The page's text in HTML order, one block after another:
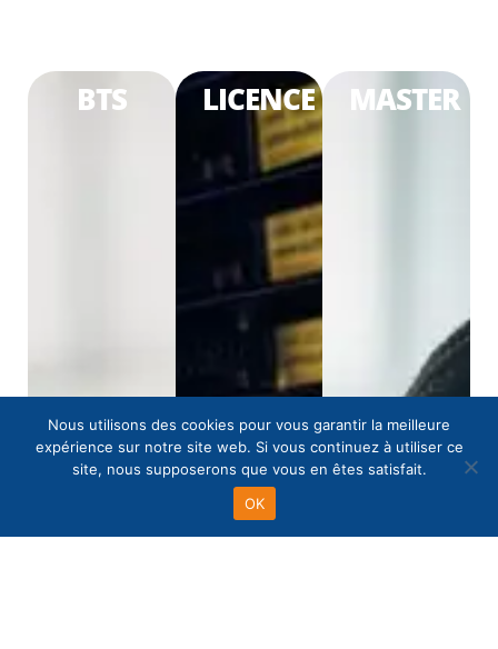
BTS LICENCE MASTER
Nous utilisons des cookies pour vous garantir la meilleure
expérience sur notre site web. Si vous continuez à utiliser ce
site, nous supposerons que vous en êtes satisfait.
OK